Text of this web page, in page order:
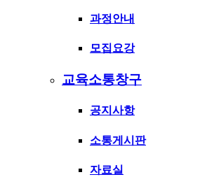
과정안내
모집요강
교육소통창구
공지사항
소통게시판
자료실